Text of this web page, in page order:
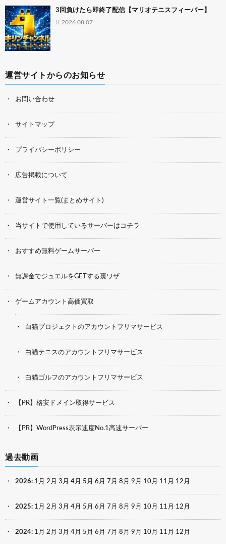
3回負けたら即終了配信【マリオテニスフィーバー】
2026.08.07
運営サイトからのお知らせ
お問い合わせ
サイトマップ
プライバシーポリシー
広告掲載について
運営サイト一覧(まとめサイト)
当サイトで使用しているサーバーはコチラ
おすすめ無料ゲームサーバー
無課金でジュエルをGETする裏ワザ
ゲームアカウント高価買取
白猫プロジェクトのアカウントフリマサービス
白猫テニスのアカウントフリマサービス
白猫ゴルフのアカウントフリマサービス
【PR】格安ドメイン取得サービス
【PR】WordPress表示速度No.1高速サーバー
過去動画
2026: 1月 2月 3月 4月 5月 6月 7月 8月 9月 10月 11月 12月
2025: 1月 2月 3月 4月 5月 6月 7月 8月 9月 10月 11月 12月
2024: 1月 2月 3月 4月 5月 6月 7月 8月 9月 10月 11月 12月